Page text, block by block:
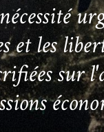
ou sur
et les
sur